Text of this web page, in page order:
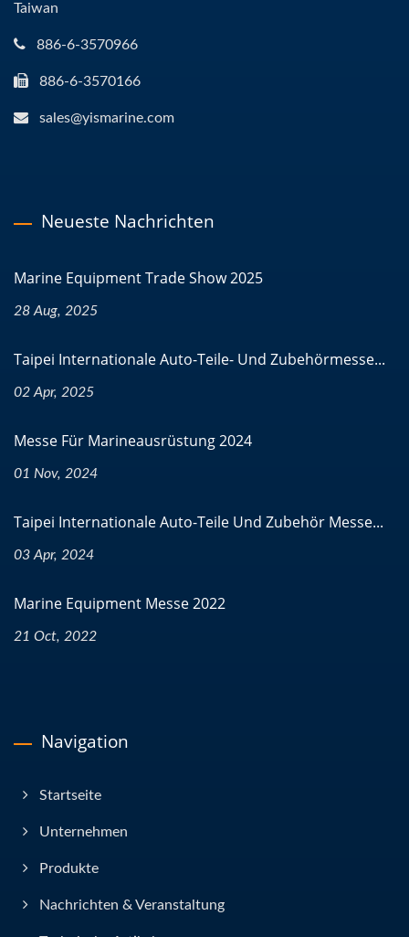
Taiwan
886-6-3570966
886-6-3570166
sales@yismarine.com
Neueste Nachrichten
Marine Equipment Trade Show 2025
28 Aug, 2025
Taipei Internationale Auto-Teile- Und Zubehörmesse...
02 Apr, 2025
Messe Für Marineausrüstung 2024
01 Nov, 2024
Taipei Internationale Auto-Teile Und Zubehör Messe...
03 Apr, 2024
Marine Equipment Messe 2022
21 Oct, 2022
Navigation
Startseite
Unternehmen
Produkte
Nachrichten & Veranstaltung